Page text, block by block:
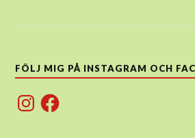
FÖLJ MIG PÅ INSTAGRAM OCH
InstagramFacebook